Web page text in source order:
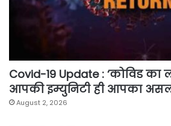
Covid-19 Update : ‘कोविड का
आपकी इम्युनिटी ही आपका
August 2, 2026